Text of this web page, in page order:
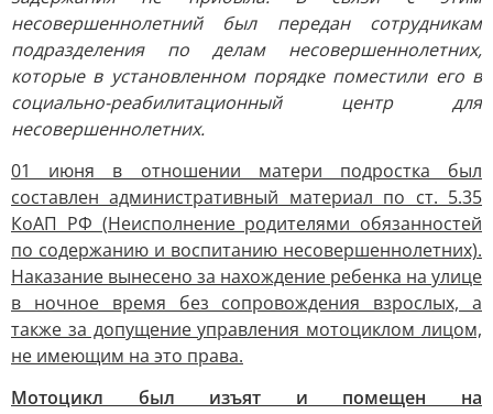
несовершеннолетний был передан сотрудникам
подразделения по делам несовершеннолетних,
которые в установленном порядке поместили его в
социально-реабилитационный центр для
несовершеннолетних.
01 июня в отношении матери подростка был
составлен административный материал по ст. 5.35
КоАП РФ (Неисполнение родителями обязанностей
по содержанию и воспитанию несовершеннолетних).
Наказание вынесено за нахождение ребенка на улице
в ночное время без сопровождения взрослых, а
также за допущение управления мотоциклом лицом,
не имеющим на это права.
Мотоцикл был изъят и помещен на